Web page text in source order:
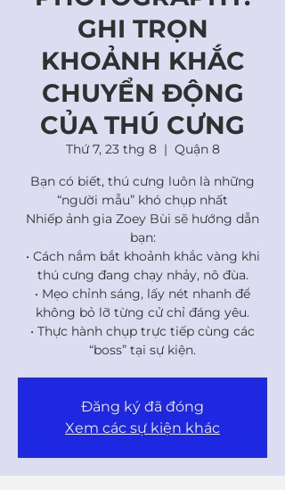
GHI TRỌN
KHOẢNH KHẮC
CHUYỂN ĐỘNG
CỦA THÚ CƯNG
Thứ 7, 23 thg 8
  |
Quận 8
Bạn có biết, thú cưng luôn là những
“người mẫu” khó chụp nhất
Nhiếp ảnh gia Zoey Bùi sẽ hướng dẫn
bạn:
• Cách nắm bắt khoảnh khắc vàng khi
thú cưng đang chạy nhảy, nô đùa.
• Mẹo chỉnh sáng, lấy nét nhanh để
không bỏ lỡ từng cử chỉ đáng yêu.
• Thực hành chụp trực tiếp cùng các
“boss” tại sự kiện.
Đăng ký đã đóng
Xem các sự kiện khác